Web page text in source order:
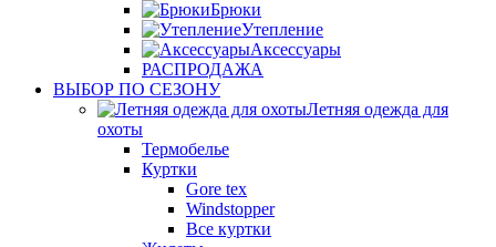
Брюки
Утепление
Аксессуары
РАСПРОДАЖА
ВЫБОР ПО СЕЗОНУ
Летняя одежда для
охоты
Термобелье
Куртки
Gore tex
Windstopper
Все куртки